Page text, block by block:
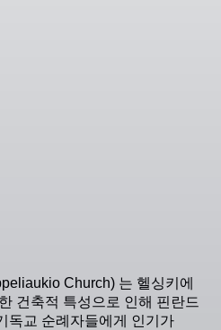
Church) 는 헬싱키에
건축적 특성으로 인해 핀란드
독교 순례자들에게 인기가